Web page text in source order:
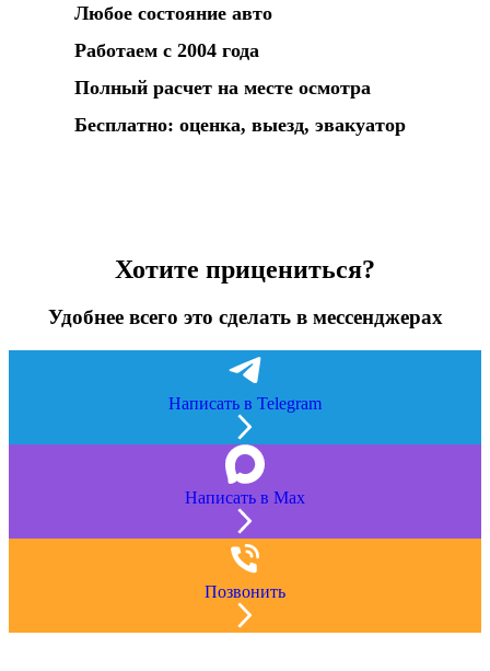
Любое состояние авто
Работаем с 2004 года
Полный расчет на месте осмотра
Бесплатно: оценка, выезд, эвакуатор
Хотите прицениться?
Удобнее всего это сделать в мессенджерах
Написать в Telegram
Написать в Max
Позвонить